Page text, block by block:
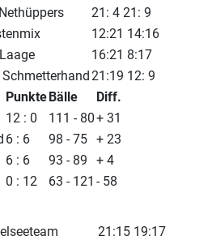
21: 4 21: 9
12:21 14:16
16:21 8:17
Schmetterhand21:19 12: 9
PunkteBälle
Diff.
12 : 0 111 - 80+ 31
6 : 6 98 - 75 + 23
6 : 6 93 - 89
+ 4
0 : 12 63 - 121 - 58
21:15 19:17